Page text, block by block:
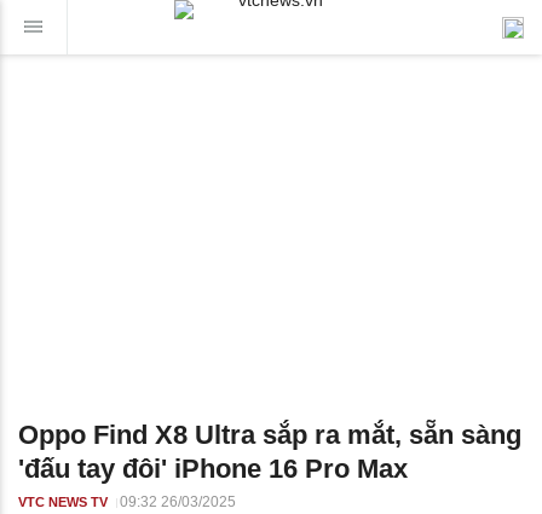
Oppo Find X8 Ultra sắp ra mắt, sẵn sàng
'đấu tay đôi' iPhone 16 Pro Max
VTC NEWS TV 09:32 26/03/2025